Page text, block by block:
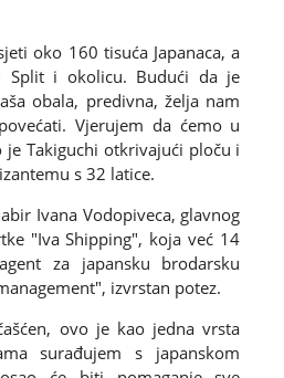
oko 160 tisuća Japanaca, a
Split i okolicu. Budući da je
obala, predivna, želja nam
Vjerujem da ćemo u
Takiguchi otkrivajući ploču i
s 32 latice.
Ivana Vodopiveca, glavnog
"Iva Shipping", koja već 14
za japansku brodarsku
izvrstan potez.
ovo je kao jedna vrsta
surađujem s japanskom